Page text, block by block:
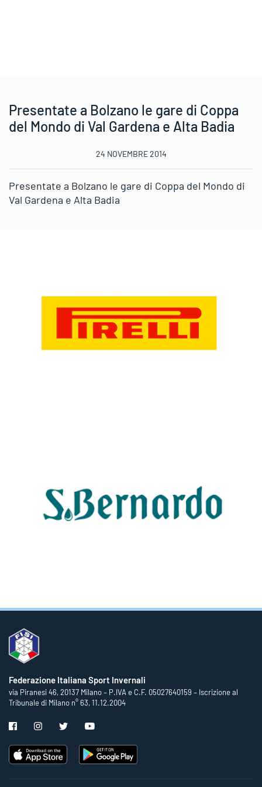
Presentate a Bolzano le gare di Coppa
del Mondo di Val Gardena e Alta Badia
24 NOVEMBRE 2014
Presentate a Bolzano le gare di Coppa del Mondo di
Val Gardena e Alta Badia
Federazione Italiana Sport Invernali
via Piranesi 46, 20137 Milano – P.IVA e C.F. 05027640159 – Iscrizione al
Tribunale di Milano n° 63, 11.12.2004